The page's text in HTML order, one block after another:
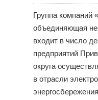
Группа
объединяющая
входит в число
предприятий
округа
в отрасли